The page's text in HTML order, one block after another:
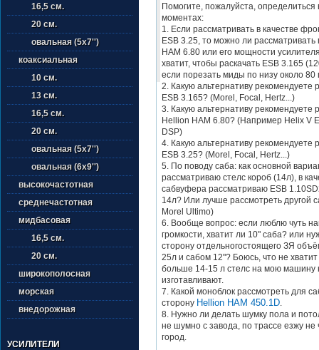
16,5 см.
20 см.
овальная (5х7'')
коаксиальная
10 см.
13 см.
16,5 см.
20 см.
овальная (5х7'')
овальная (6х9'')
высокочастотная
среднечастотная
мидбасовая
16,5 см.
20 см.
широкополосная
морская
внедорожная
УСИЛИТЕЛИ
Помогите, пожалуйста, определиться
моментах:
1. Если рассматривать в качестве
ESB 3.25, то можно ли рассматривать
HAM 6.80 или его мощности
хватит, чтобы раскачать ESB 3.165
если порезать миды по низу около 80
2. Какую альтернативу рекомендуете
ESB 3.165? (Morel, Focal, Hertz...)
3. Какую альтернативу рекомендуете
Hellion HAM 6.80? (Например Helix V
DSP)
4. Какую альтернативу рекомендуете
ESB 3.25? (Morel, Focal, Hertz...)
5. По поводу саба: как основной
рассматриваю стелс короб (14л), в
сабвуфера рассматриваю ESB
14л? Или лучше рассмотреть другой
Morel Ultimo)
6. Вообще вопрос: если люблю чуть
громкости, хватит ли 10" саба? или
сторону отдельногостоящего ЗЯ
25л и сабом 12"? Боюсь, что не
больше 14-15 л стелс на мою машину
изготавливают.
7. Какой моноблок рассмотреть для
сторону Hellion HAM 450.1D.
8. Нужно ли делать шумку пола и
не шумно с завода, по трассе езжу не
город.